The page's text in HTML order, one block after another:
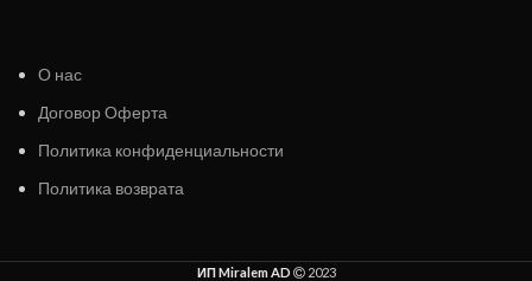
О нас
Договор Оферта
Политика конфиденциальности
Политика возврата
ИП Miralem AD 2023